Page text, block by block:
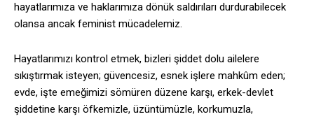
hayatlarımıza ve haklarımıza dönük saldırıları durdurabilecek
olansa ancak feminist mücadelemiz.
Hayatlarımızı kontrol etmek, bizleri şiddet dolu ailelere
sıkıştırmak isteyen; güvencesiz, esnek işlere mahkûm eden;
evde, işte emeğimizi sömüren düzene karşı, erkek-devlet
şiddetine karşı öfkemizle, üzüntümüzle, korkumuzla,